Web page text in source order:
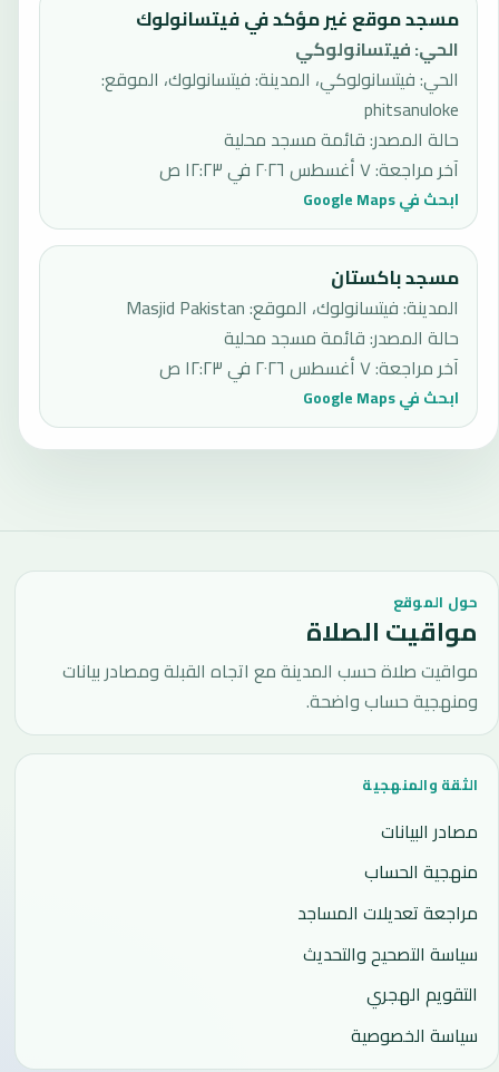
مسجد موقع غير مؤكد في فيتسانولوك
الحي:فيتسانولوكي
الحي: فيتسانولوكي، المدينة: فيتسانولوك، الموقع:
phitsanuloke
حالة المصدر:قائمة مسجد محلية
آخر مراجعة:٧ أغسطس ٢٠٢٦ في ١٢:٢٣ ص
ابحث في Google Maps
مسجد باكستان
المدينة: فيتسانولوك، الموقع: Masjid Pakistan
حالة المصدر:قائمة مسجد محلية
آخر مراجعة:٧ أغسطس ٢٠٢٦ في ١٢:٢٣ ص
ابحث في Google Maps
حول الموقع
مواقيت الصلاة
مواقيت صلاة حسب المدينة مع اتجاه القبلة ومصادر بيانات
ومنهجية حساب واضحة.
الثقة والمنهجية
مصادر البيانات
منهجية الحساب
مراجعة تعديلات المساجد
سياسة التصحيح والتحديث
التقويم الهجري
سياسة الخصوصية